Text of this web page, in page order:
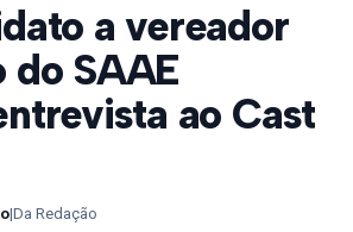
a vereador
do SAAE
ao Cast
|Da Redação